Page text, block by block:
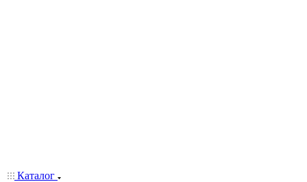
Каталог